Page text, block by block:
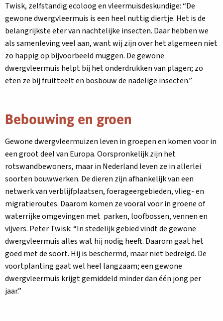
Twisk, zelfstandig ecoloog en vleermuisdeskundige: “De
gewone dwergvleermuis is een heel nuttig diertje. Het is de
belangrijkste eter van nachtelijke insecten. Daar hebben we
als samenleving veel aan, want wij zijn over het algemeen niet
zo happig op bijvoorbeeld muggen. De gewone
dwergvleermuis helpt bij het onderdrukken van plagen; zo
eten ze bij fruitteelt en bosbouw de nadelige insecten.”
Bebouwing en groen
Gewone dwergvleermuizen leven in groepen en komen voor in
een groot deel van Europa. Oorspronkelijk zijn het
rotswandbewoners, maar in Nederland leven ze in allerlei
soorten bouwwerken. De dieren zijn afhankelijk van een
netwerk van verblijfplaatsen, foerageergebieden, vlieg- en
migratieroutes. Daarom komen ze vooral voor in groene of
waterrijke omgevingen met parken, loofbossen, vennen en
vijvers. Peter Twisk: “In stedelijk gebied vindt de gewone
dwergvleermuis alles wat hij nodig heeft. Daarom gaat het
goed met de soort. Hij is beschermd, maar niet bedreigd. De
voortplanting gaat wel heel langzaam; een gewone
dwergvleermuis krijgt gemiddeld minder dan één jong per
jaar.”